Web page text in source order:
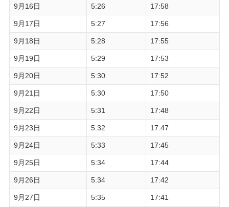
9月16日 5:26 17:58
9月17日 5:27 17:56
9月18日 5:28 17:55
9月19日 5:29 17:53
9月20日 5:30 17:52
9月21日 5:30 17:50
9月22日 5:31 17:48
9月23日 5:32 17:47
9月24日 5:33 17:45
9月25日 5:34 17:44
9月26日 5:34 17:42
9月27日 5:35 17:41